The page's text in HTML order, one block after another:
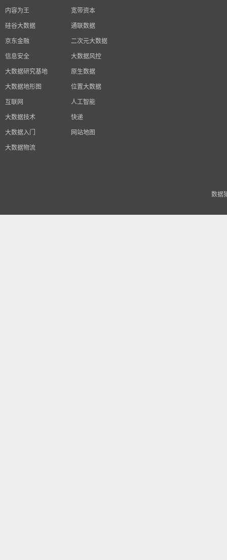
内容为王 宽带资本
硅谷大数据 通联数据
京东金融 二次元大数据
信息安全 大数据风控
大数据研究基地 原生数据
大数据地形图 位置大数据
互联网 人工智能
大数据技术 快递
大数据入门 网站地图
大数据物流
数据